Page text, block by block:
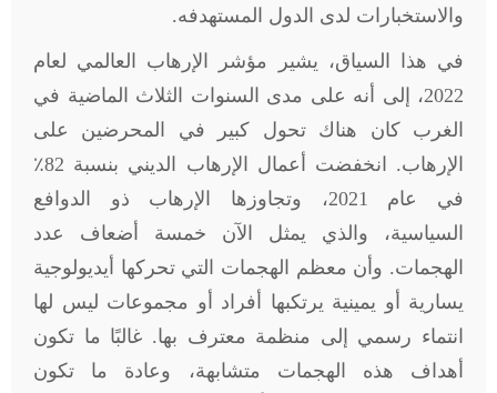
والاستخبارات لدى الدول المستهدفه.
في هذا السياق، يشير مؤشر الإرهاب العالمي لعام
2022، إلى أنه على مدى السنوات الثلاث الماضية في
الغرب كان هناك تحول كبير في المحرضين على
الإرهاب. انخفضت أعمال الإرهاب الديني بنسبة 82٪
في عام 2021، وتجاوزها الإرهاب ذو الدوافع
السياسية، والذي يمثل الآن خمسة أضعاف عدد
الهجمات. وأن معظم الهجمات التي تحركها أيديولوجية
يسارية أو يمينية يرتكبها أفراد أو مجموعات ليس لها
انتماء رسمي إلى منظمة معترف بها. غالبًا ما تكون
أهداف هذه الهجمات متشابهة، وعادة ما تكون